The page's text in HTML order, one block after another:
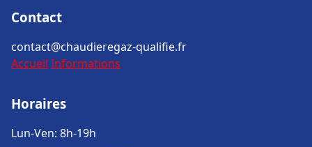
Contact
contact@chaudieregaz-qualifie.fr
Accueil Informations
Horaires
Lun-Ven: 8h-19h